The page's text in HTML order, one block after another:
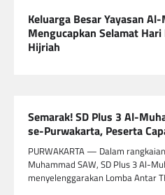
Keluarga Besar Yayasan
Mengucapkan Selamat
Hijriah
Semarak! SD Plus 3 Al-
se-Purwakarta, Peserta
PURWAKARTA — Dalam
Muhammad SAW, SD Plus 3 Al-
menyelenggarakan Lomba Antar